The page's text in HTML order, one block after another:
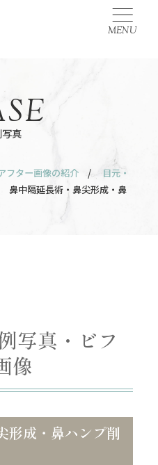
MENU
真
フター画像の紹介 /
目元・
中隔延長術・鼻尖形成・鼻
写真・ビフ
像
形成・鼻ハンプ削